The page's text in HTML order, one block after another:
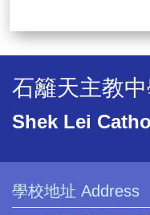
石籬天主教
Shek Lei
學校地址 Address